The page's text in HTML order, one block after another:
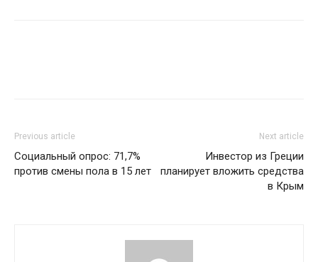
Previous article
Социальный опрос: 71,7%
против смены пола в 15 лет
Next article
Инвестор из Греции
планирует вложить средства
в Крым